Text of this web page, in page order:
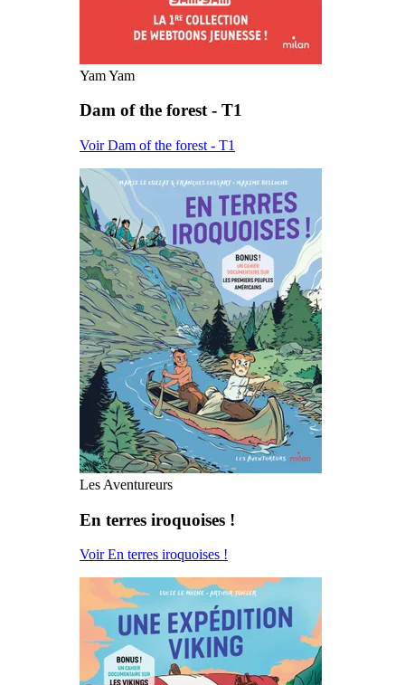
Yam Yam
Dam of the forest - T1
Voir Dam of the forest - T1
Les Aventureurs
En terres iroquoises !
Voir En terres iroquoises !